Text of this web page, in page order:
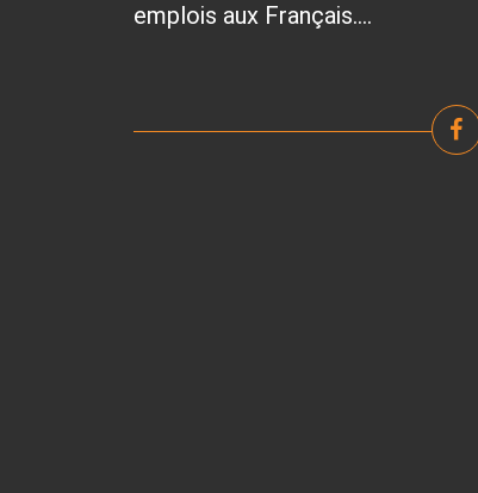
emplois aux Français....